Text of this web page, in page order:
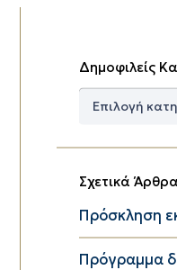
Δημοφιλείς
Δημοφιλείς
Σχετικά Άρθρα
Πρόσκληση
Πρόγραμμα